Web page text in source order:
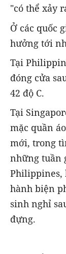
"có thể xảy
Ở các quốc
hưởng tới
Tại
đóng cửa
42 độ C.
Tại
mặc quần
mới, trong
những tuần
Philippines,
hành biện
sinh nghỉ
đựng.